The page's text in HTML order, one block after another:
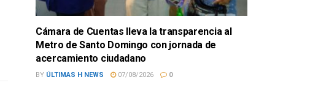
Cámara de Cuentas lleva la transparencia al
Metro de Santo Domingo con jornada de
acercamiento ciudadano
BY ÚLTIMAS H NEWS 07/08/2026 0